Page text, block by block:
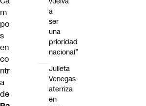
m
po
s
en
co
ntr
a
de
a
ser
una
prioridad
nacional”
Julieta
Venegas
aterriza
en